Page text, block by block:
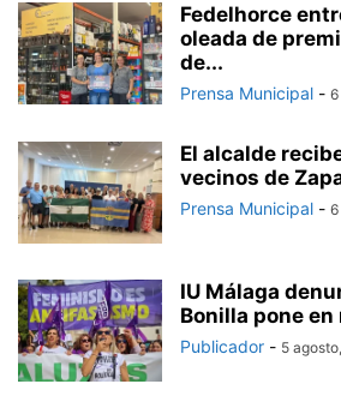
Fedelhorce
oleada de
de...
Prensa Municipal -
El alcalde
vecinos de
Prensa Municipal -
IU Málaga
Bonilla pone
Publicador - 5